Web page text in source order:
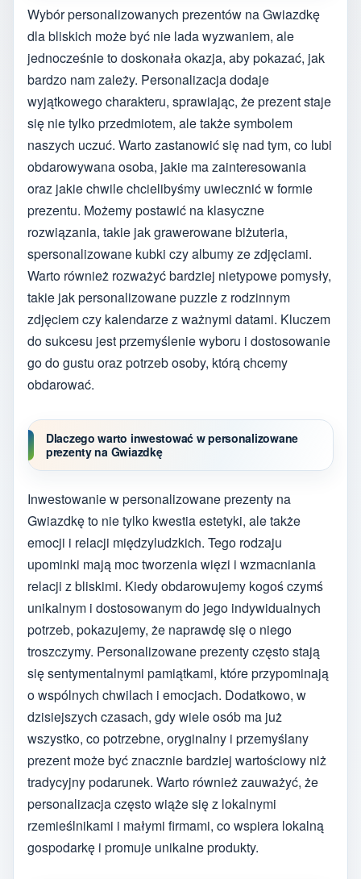
Wybór personalizowanych prezentów na Gwiazdkę
dla bliskich może być nie lada wyzwaniem, ale
jednocześnie to doskonała okazja, aby pokazać, jak
bardzo nam zależy. Personalizacja dodaje
wyjątkowego charakteru, sprawiając, że prezent staje
się nie tylko przedmiotem, ale także symbolem
naszych uczuć. Warto zastanowić się nad tym, co lubi
obdarowywana osoba, jakie ma zainteresowania
oraz jakie chwile chcielibyśmy uwiecznić w formie
prezentu. Możemy postawić na klasyczne
rozwiązania, takie jak grawerowane biżuteria,
spersonalizowane kubki czy albumy ze zdjęciami.
Warto również rozważyć bardziej nietypowe pomysły,
takie jak personalizowane puzzle z rodzinnym
zdjęciem czy kalendarze z ważnymi datami. Kluczem
do sukcesu jest przemyślenie wyboru i dostosowanie
go do gustu oraz potrzeb osoby, którą chcemy
obdarować.
Dlaczego warto inwestować w personalizowane
prezenty na Gwiazdkę
Inwestowanie w personalizowane prezenty na
Gwiazdkę to nie tylko kwestia estetyki, ale także
emocji i relacji międzyludzkich. Tego rodzaju
upominki mają moc tworzenia więzi i wzmacniania
relacji z bliskimi. Kiedy obdarowujemy kogoś czymś
unikalnym i dostosowanym do jego indywidualnych
potrzeb, pokazujemy, że naprawdę się o niego
troszczymy. Personalizowane prezenty często stają
się sentymentalnymi pamiątkami, które przypominają
o wspólnych chwilach i emocjach. Dodatkowo, w
dzisiejszych czasach, gdy wiele osób ma już
wszystko, co potrzebne, oryginalny i przemyślany
prezent może być znacznie bardziej wartościowy niż
tradycyjny podarunek. Warto również zauważyć, że
personalizacja często wiąże się z lokalnymi
rzemieślnikami i małymi firmami, co wspiera lokalną
gospodarkę i promuje unikalne produkty.